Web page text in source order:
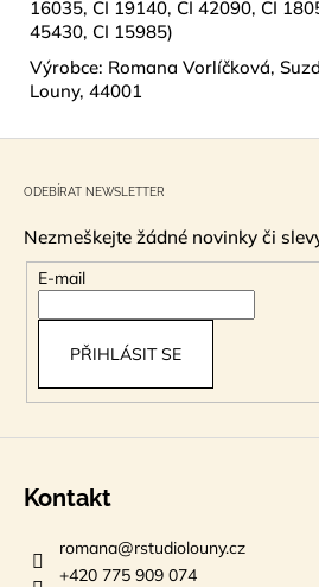
16035, CI 19140, CI 42090, CI
45430, CI 15985)
Výrobce: Romana Vorlíčková,
Louny, 44001
ODEBÍRAT NEWSLETTER
Nezmeškejte žádné novinky či
E-mail
PŘIHLÁSIT SE
Kontakt
romana@rstudiolouny.cz
+420 775 909 074